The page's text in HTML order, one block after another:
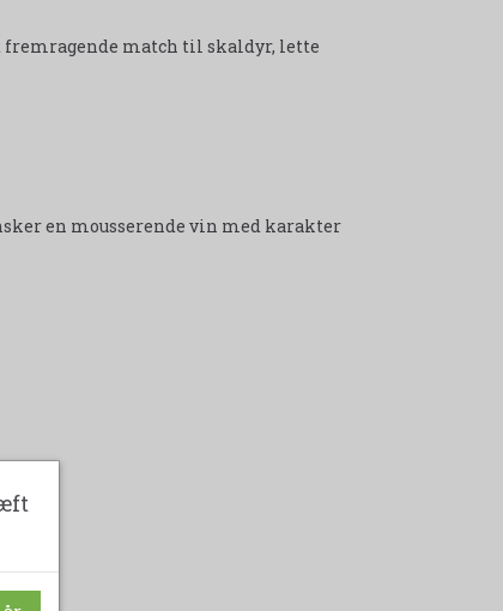
match til skaldyr, lette
en mousserende vin med karakter